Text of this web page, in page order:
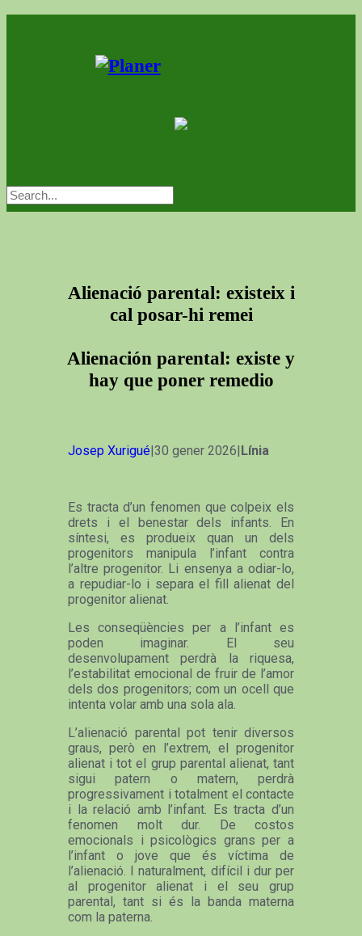
Alienació parental: existeix i
cal posar-hi remei
Alienación parental: existe y
hay que poner remedio
Josep Xurigué|30 gener 2026|Línia
Es tracta d’un fenomen que colpeix els
drets i el benestar dels infants. En
síntesi, es produeix quan un dels
progenitors manipula l’infant contra
l’altre progenitor. Li ensenya a odiar-lo,
a repudiar-lo i separa el fill alienat del
progenitor alienat.
Les conseqüències per a l’infant es
poden imaginar. El seu
desenvolupament perdrà la riquesa,
l’estabilitat emocional de fruir de l’amor
dels dos progenitors; com un ocell que
intenta volar amb una sola ala.
L’alienació parental pot tenir diversos
graus, però en l’extrem, el progenitor
alienat i tot el grup parental alienat, tant
sigui patern o matern, perdrà
progressivament i totalment el contacte
i la relació amb l’infant. Es tracta d’un
fenomen molt dur. De costos
emocionals i psicològics grans per a
l’infant o jove que és víctima de
l’alienació. I naturalment, difícil i dur per
al progenitor alienat i el seu grup
parental, tant si és la banda materna
com la paterna.